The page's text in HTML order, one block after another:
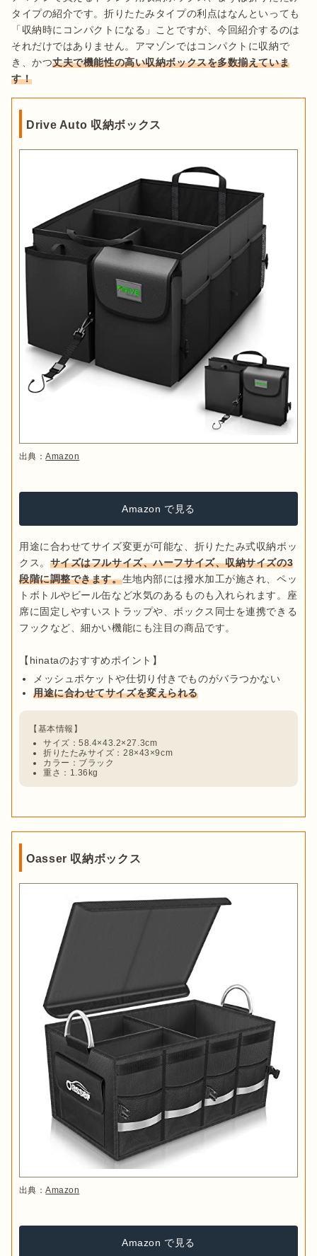
タイプの紹介です。折りたたみタイプの利点はなんといっても
「収納時にコンパクトになる」ことですが、今回紹介するのは
それだけではありません。アマゾンではコンパクトに収納で
き、かつ丈夫で機能性の高い収納ボックスを多数揃えていま
す！
Drive Auto 収納ボックス
出典：Amazon
Amazon で見る
用途に合わせてサイズ変更が可能な、折りたたみ式収納ボッ
クス。 サイズはフルサイズ、ハーフサイズ、収納サイズの3
段階に調整できます。生地内部には撥水加工が施され、ペッ
トボトルやビール缶など水気のあるものも入れられます。座
席に固定しやすいストラップや、ボックス同士を連携できる
フックなど、細かい機能にも注目の商品です。
メッシュポケットや仕切り付きでものがバラつかない
用途に合わせてサイズを変えられる
サイズ：58.4×43.2×27.3cm
折りたたみサイズ：28×43×9cm
カラー：ブラック
重さ：1.36kg
Oasser 収納ボックス
出典：Amazon
Amazon で見る